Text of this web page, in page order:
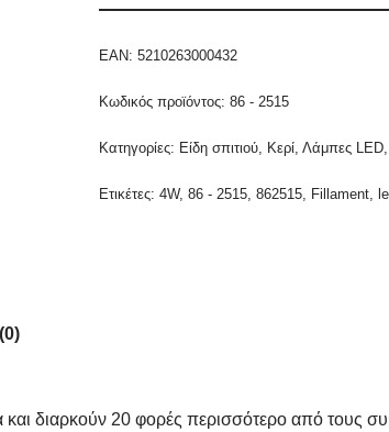
EAN:5210263000432
Κωδικός προϊόντος:86 - 2515
Κατηγορίες: Είδη σπιτιού, Κερί,Λάμπες LED
Ετικέτες:4W,86 - 2515,862515, Fillament,
διαρκούν 20 φορές περισσότερο από τους